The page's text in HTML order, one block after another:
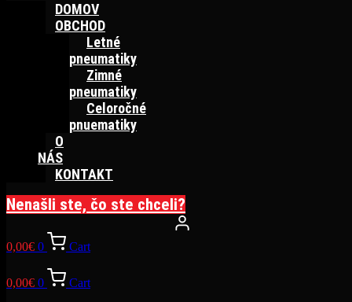
DOMOV
OBCHOD
Letné
pneumatiky
Zimné
pneumatiky
Celoročné
pnuematiky
O
NÁS
KONTAKT
Nenašli ste, čo ste chceli?
0,00€ 0 Cart
0,00€ 0 Cart